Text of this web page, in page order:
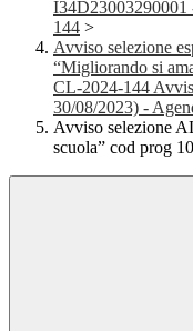
144 >
Avviso selezione
“Migliorando si
CL-2024-144
30/08/2023) -
Avviso selezione
scuola” cod prog